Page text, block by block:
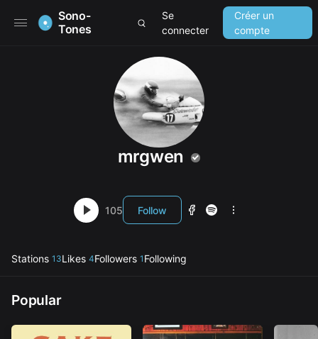
Sono-
Tones
Se
connecter
Créer un
compte
mrgwen
105 Follow
Stations 13Likes 4Followers 1 Following
Popular